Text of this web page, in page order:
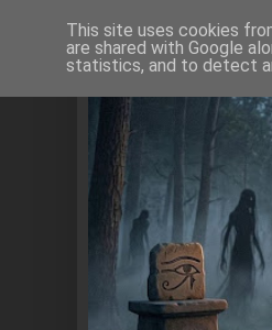
This site uses cookies
are shared with Google
statistics, and to detect